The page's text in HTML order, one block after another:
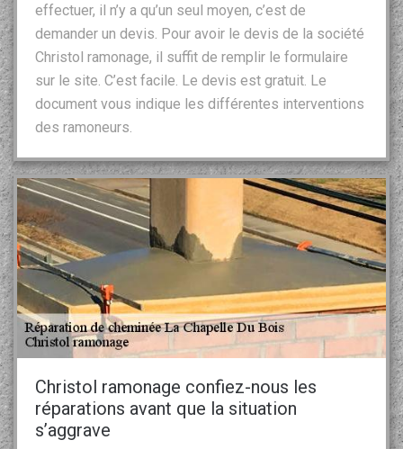
effectuer, il n’y a qu’un seul moyen, c’est de
demander un devis. Pour avoir le devis de la société
Christol ramonage, il suffit de remplir le formulaire
sur le site. C’est facile. Le devis est gratuit. Le
document vous indique les différentes interventions
des ramoneurs.
Christol ramonage confiez-nous les
réparations avant que la situation
s’aggrave